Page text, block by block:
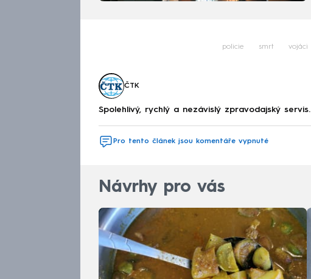
policie smrt vojáci
ČTK
Spolehlivý, rychlý a nezávislý zpravodajský servis.
Pro tento článek jsou komentáře vypnuté
Návrhy pro vás